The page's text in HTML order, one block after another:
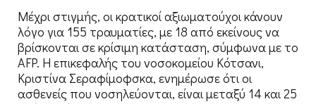
Μέχρι στιγμής, οι κρατικοί αξιωματούχοι κάνουν
λόγο για 155 τραυματίες, με 18 από εκείνους να
βρίσκονται σε κρίσιμη κατάσταση, σύμφωνα με το
AFP. Η επικεφαλής του νοσοκομείου Κότσανι,
Κριστίνα Σεραφίμοφσκα, ενημέρωσε ότι οι
ασθενείς που νοσηλεύονται, είναι μεταξύ 14 και 25